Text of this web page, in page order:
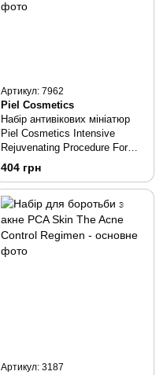
Артикул: 7962
Piel Cosmetics
Набір антивікових мініатюр
Piel Cosmetics Intensive
Rejuvenating Procedure For
The Eye Contour Mini Set
404 грн
Артикул: 3187